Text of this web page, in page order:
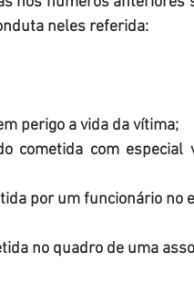
neles referida:
em perigo a vida da vítima;
sido cometida por um
sido cometida no quadro de uma